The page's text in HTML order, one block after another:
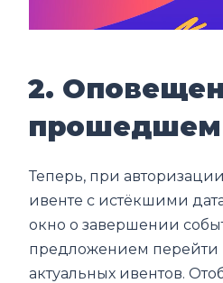
2.
прошедшем
Теперь, при
ивенте с истёкшими
окно о завершении
предложением перейти
актуальных ивентов.